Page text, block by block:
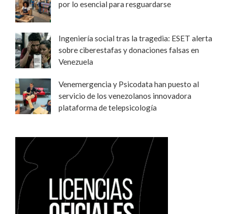
por lo esencial para resguardarse
Ingeniería social tras la tragedia: ESET alerta
sobre ciberestafas y donaciones falsas en
Venezuela
Venemergencia y Psicodata han puesto al
servicio de los venezolanos innovadora
plataforma de telepsicología